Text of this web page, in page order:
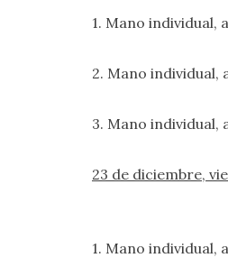
1. Mano individual,
2. Mano individual,
3. Mano individual,
23 de diciembre,
1. Mano individual,